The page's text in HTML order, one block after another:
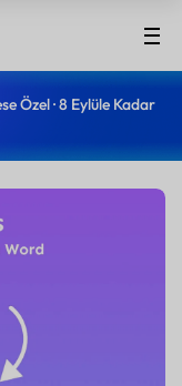
Özel · 8 Eylüle Kadar